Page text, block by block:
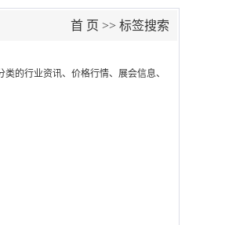
首 页 >> 标签搜索
类的行业资讯、价格行情、展会信息、